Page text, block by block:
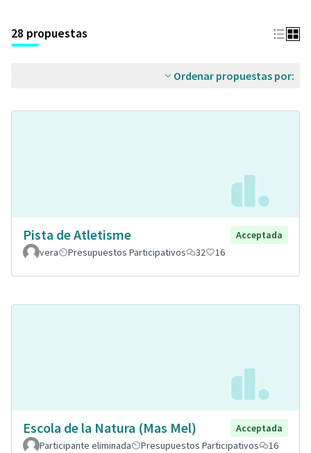
28 propuestas
Ordenar propuestas por:
Pista de Atletisme
Acceptada
vera
Presupuestos Participativos 32 16
Escola de la Natura (Mas Mel)
Acceptada
Participante eliminada
Presupuestos Participativos
16